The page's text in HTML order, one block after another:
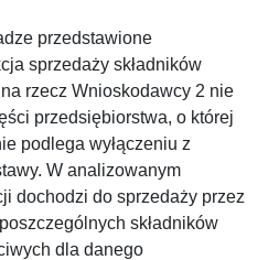
przedstawione
sprzedaży składników
rzecz Wnioskodawcy 2 nie
przedsiębiorstwa, o której
podlega wyłączeniu z
W analizowanym
dochodzi do sprzedaży przez
składników
dla danego